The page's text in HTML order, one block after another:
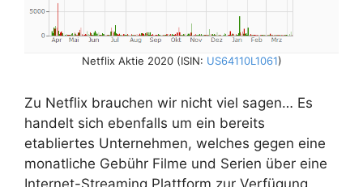
Netflix Aktie 2020 (ISIN: US64110L1061)
Zu Netflix brauchen wir nicht viel sagen… Es
handelt sich ebenfalls um ein bereits
etabliertes Unternehmen, welches gegen eine
monatliche Gebühr Filme und Serien über eine